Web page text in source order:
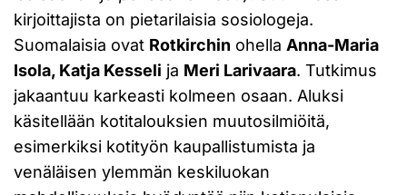
kirjoittajista on pietarilaisia sosiologeja.
Suomalaisia ovat Rotkirchin ohella Anna-Maria
Isola, Katja Kesseli ja Meri Larivaara. Tutkimus
jakaantuu karkeasti kolmeen osaan. Aluksi
käsitellään kotitalouksien muutosilmiöitä,
esimerkiksi kotityön kaupallistumista ja
venäläisen ylemmän keskiluokan